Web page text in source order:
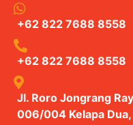
+62 822 7688 8558
+62 822 7688 8558
Jl. Roro Jongrang
006/004 Kelapa